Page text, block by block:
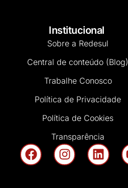
Institucional
Sobre a Redesul
Central de conteúdo (Blog)
Trabalhe Conosco
Política de Privacidade
Política de Cookies
Transparência